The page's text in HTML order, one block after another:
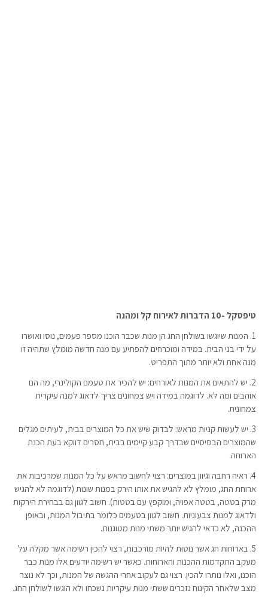
טיפסקל -10 הדברות לאירוח קל ומהנה
1. המנות שיוגשו בשולחן החג הן מנות שכבר הוכנו מספר פעמים, נוסו ואושרו
על ידי בני הבית. במידה ומוכרחים להפתיע עם מנה חדשה מומלץ שתהיה זו
מנה אחת ולא יותר מתוך התפריט.
2. יש להתאים את המנות לאורחים: יש להכיר את טעמם הקולינרי, מה הם
אוהבים ומה לא. לדוגמה במידה ויש צמחונים צריך לדאוג למנה עיקרית
צמחונית.
3. יש לעשות קניות מראש: לבדוק שיש את כל המוצרים בבית, לעיתים מגלים
שהמוצרים הבסיסיים שבדרך קבע קיימים בבית, חסרים דווקא בעת הכנת
הארוחה.
4. ראיה רחבה וגיוון במוצרים: רצוי לחשוב מראש על כל המנות שמרכיבות את
ארוחת החג, מומלץ לא להגיש את אותו הירק במנות שונות (לדוגמה לא להגיש
מרק בטטה, בטטה אפויה, ומוקפץ עם בטטות). חשוב לגוון גם בבחירת הירקות
ולדאוג למנות צבעוניות. חשוב לגוון בטעמים כלומר בתיבול המנות, ובאופן
ההכנה, לא כדאי להגיש יותר משתי מנות מטוגנות.
5. בארוחות חג אשר נוטות להיות מורכבות, רצוי להכין רשימה אשר מקלה על
מעקב התקדמות ההכנות והארוחות. כאשר יש רשימה יודעים אלו מנות כבר
הוכנו, ואלו נותרו להכין. רצוי גם לעקוב אחרי ההגשה של המנות, וכך לא נוצר
מצב שלאחר הקינוח נזכרים ששתי מנות עיקריות נשכחו ולא הוגשו לשולחן החג.